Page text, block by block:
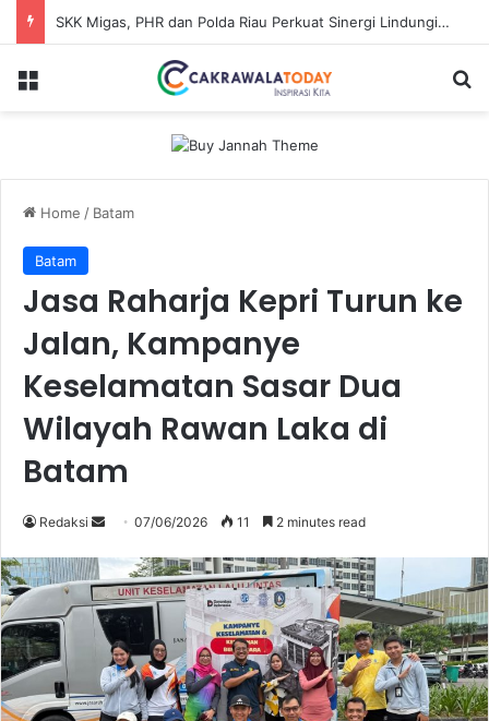
SKK Migas, PHR dan Polda Riau Perkuat Sinergi Lindungi Aset Negara demi Menjaga Ketahanan Energi Nasional
Menu
Home / Batam
Batam
Jasa Raharja Kepri Turun ke
Jalan, Kampanye
Keselamatan Sasar Dua
Wilayah Rawan Laka di
Batam
Redaksi
Send
email
07/06/2026 11 2 minutes read